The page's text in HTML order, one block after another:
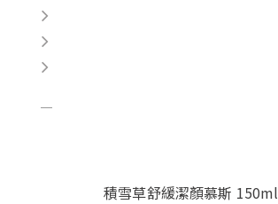
積雪草舒緩潔顏慕斯 150ml